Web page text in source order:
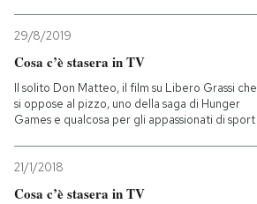
29/8/2019
Cosa c’è stasera in TV
Il solito Don Matteo, il film su Libero Grassi che
si oppose al pizzo, uno della saga di Hunger
Games e qualcosa per gli appassionati di sport
21/1/2018
Cosa c’è stasera in TV